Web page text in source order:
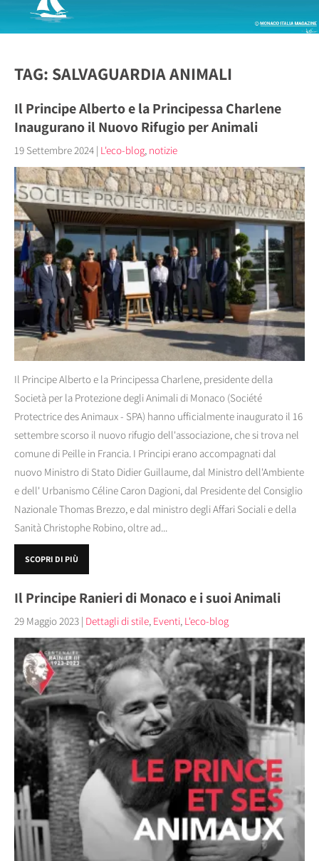
TAG: SALVAGUARDIA ANIMALI
Il Principe Alberto e la Principessa Charlene
Inaugurano il Nuovo Rifugio per Animali
19 Settembre 2024 | L'eco-blog, notizie
Il Principe Alberto e la Principessa Charlene, presidente della
Società per la Protezione degli Animali di Monaco (Société
Protectrice des Animaux - SPA) hanno ufficialmente inaugurato il 16
settembre scorso il nuovo rifugio dell'associazione, che si trova nel
comune di Peille in Francia. I Principi erano accompagnati dal
nuovo Ministro di Stato Didier Guillaume, dal Ministro dell'Ambiente
e dell' Urbanismo Céline Caron Dagioni, dal Presidente del Consiglio
Nazionale Thomas Brezzo, e dal ministro degli Affari Sociali e della
Sanità Christophe Robino, oltre ad...
SCOPRI DI PIÙ
Il Principe Ranieri di Monaco e i suoi Animali
29 Maggio 2023 | Dettagli di stile, Eventi, L'eco-blog